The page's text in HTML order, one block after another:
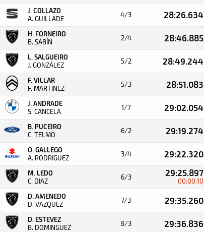
J. COLLAZO
A. GUILLADE 4/3 28:26.634
H. FORNEIRO
B. SABÍN 2/4 28:46.885
L. SALGUEIRO
J. GONZÁLEZ 5/2 28:49.244
F. VILLAR
F. MARTINEZ 5/3 28:51.083
J. ANDRADE
S. CANCELA 1/7 29:02.054
B. PUCEIRO
C. TELMO 6/2 29:19.274
O. GALLEGO
A. RODRIGUEZ 3/4 29:22.320
M. LEDO
C. DIAZ 6/3 29:25.897
00:00:10
D. AMENEDO
D. VAZQUEZ 7/3 29:35.260
D. ESTEVEZ
B. DOMINGUEZ 8/3 29:36.836